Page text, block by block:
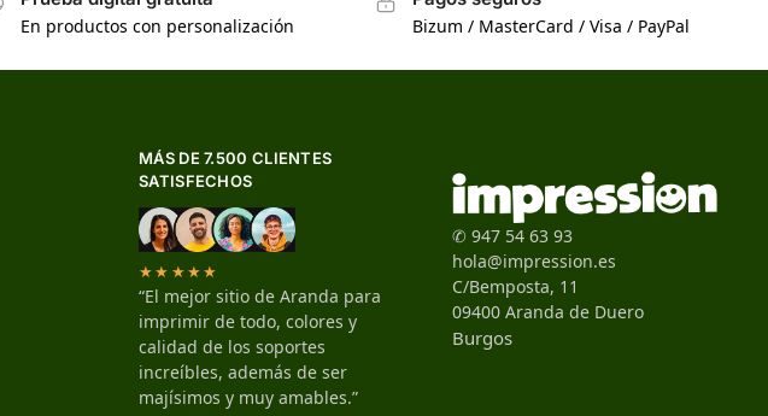
En productos con personalización
Bizum / MasterCard / Visa / PayPal
MÁS DE 7.500 CLIENTES
SATISFECHOS
★★★★★
“El mejor sitio de Aranda para
imprimir de todo, colores y
calidad de los soportes
increíbles, además de ser
majísimos y muy amables.”
✆ 947 54 63 93
hola@impression.es
C/Bemposta, 11
09400 Aranda de Duero
Burgos